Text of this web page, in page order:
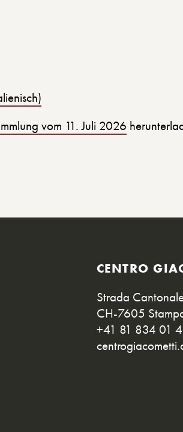
vom 11. Juli 2026
CENTRO
Strada
CH-7605
+41 81 834 01